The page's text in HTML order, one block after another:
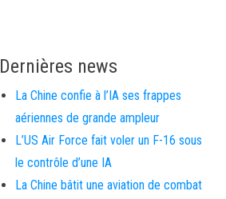
Dernières news
La Chine confie à l’IA ses frappes
aériennes de grande ampleur
L’US Air Force fait voler un F-16 sous
le contrôle d’une IA
La Chine bâtit une aviation de combat